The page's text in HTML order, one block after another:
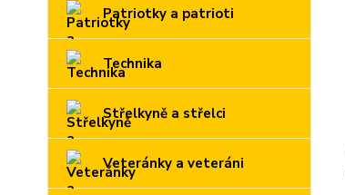
Patriotky a patrioti
Technika
Střelkyně a střelci
Veteránky a veteráni